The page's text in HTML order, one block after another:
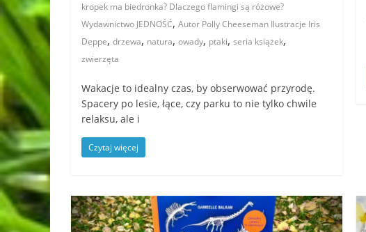
kropek ma biedronka? Dlaczego flamingi są różowe?
Wydawnictwo JEDNOŚĆ, Autor Polly Cheeseman Ilustracje Iris
Deppe, drzewa, natura, owady, ptaki, seria książek,
zwierzęta
Wakacje to idealny czas, by obserwować przyrodę.
Spacery po lesie, łące, czy parku to nie tylko chwile
relaksu, ale i
Czytaj więcej